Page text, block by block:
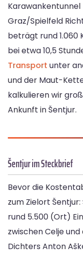
Karawankentunnel
Graz/Spielfeld
beträgt rund 1.060
bei etwa 10,5
Transport unter
und der Maut-
kalkulieren wir
Ankunft in Šentjur.
Šentjur im Steckbrief
Bevor die
zum Zielort
rund 5.500 (Ort)
zwischen Celje
Dichters Anton